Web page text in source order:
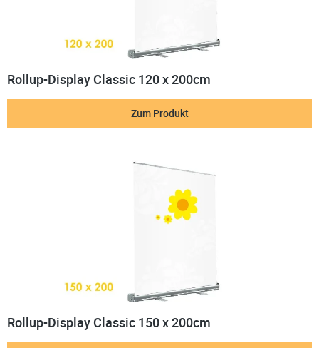
Rollup-Display Classic 120 x 200cm
Zum Produkt
Rollup-Display Classic 150 x 200cm